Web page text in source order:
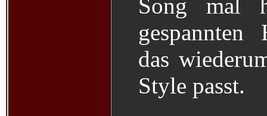
Song mal
das
Style passt.